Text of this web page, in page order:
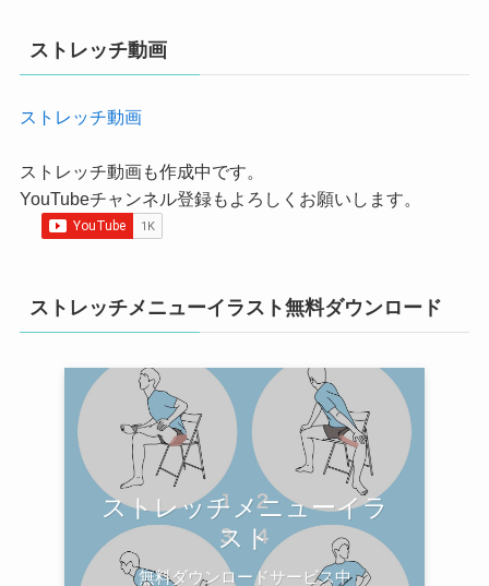
ストレッチ動画
ストレッチ動画
ストレッチ動画も作成中です。
YouTubeチャンネル登録もよろしくお願いします。
ストレッチメニューイラスト無料ダウンロード
ストレッチメニューイラ
スト
無料ダウンロードサービス中